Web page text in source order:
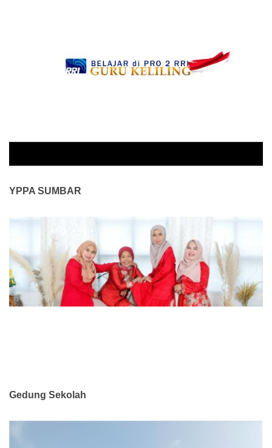
YPPA SUMBAR
Gedung Sekolah